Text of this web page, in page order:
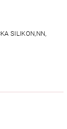
SILIKON,NN,